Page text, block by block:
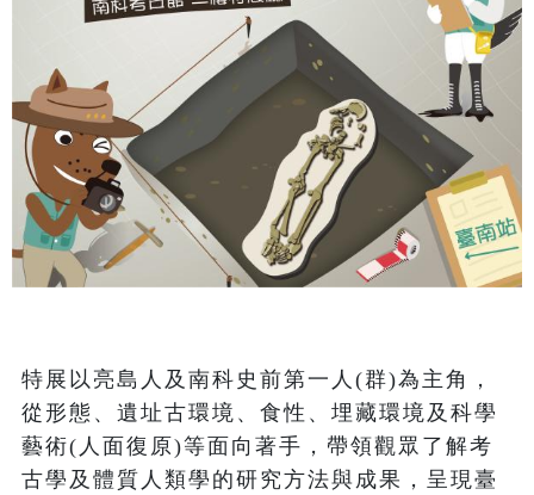
特展以亮島人及南科史前第一人(群)為主角，
從形態、遺址古環境、食性、埋藏環境及科學
藝術(人面復原)等面向著手，帶領觀眾了解考
古學及體質人類學的研究方法與成果，呈現臺